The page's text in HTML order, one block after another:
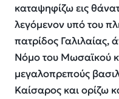
καταψηφίζω εις
λεγόμενον υπό του
πατρίδος
Νόμο του Μωσαϊκού
μεγαλοπρεπούς
Καίσαρος και ορίζω